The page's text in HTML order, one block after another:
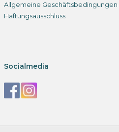
Allgemeine Geschäftsbedingungen
Haftungsausschluss
Socialmedia